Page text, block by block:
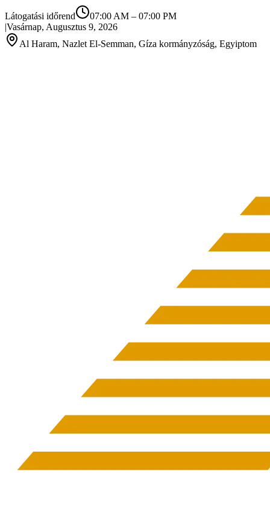
Látogatási időrend 07:00 AM – 07:00 PM
|Vasárnap, Augusztus 9, 2026
Al Haram, Nazlet El-Semman, Gíza kormányzóság, Egyiptom